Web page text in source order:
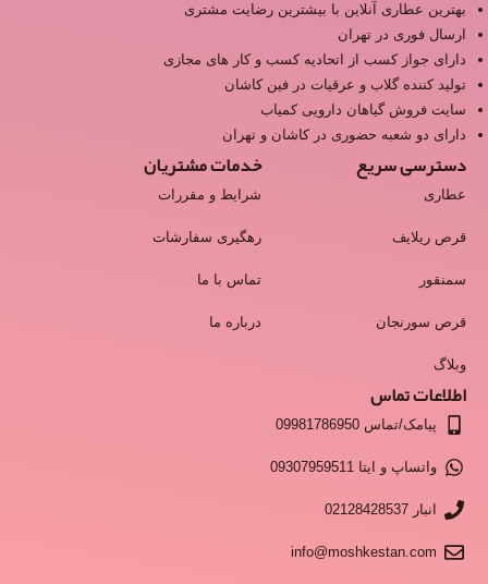
بهترین عطاری آنلاین با بیشترین رضایت مشتری
ارسال فوری در تهران
دارای جواز کسب از اتحادیه کسب و کار های مجازی
تولید کننده گلاب و عرقیات در فین کاشان
سایت فروش گیاهان دارویی کمیاب
دارای دو شعبه حضوری در کاشان و تهران
دسترسی سریع
عطاری
قرص ریلایف
سمنقور
قرص سورنجان
وبلاگ
خدمات مشتریان
شرایط و مقررات
رهگیری سفارشات
تماس با ما
درباره ما
اطلاعات تماس
پیامک/تماس 09981786950
واتساپ و ایتا 09307959511
انبار 02128428537
info@moshkestan.com